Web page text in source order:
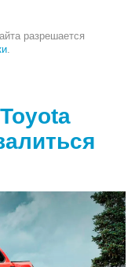
разрешается